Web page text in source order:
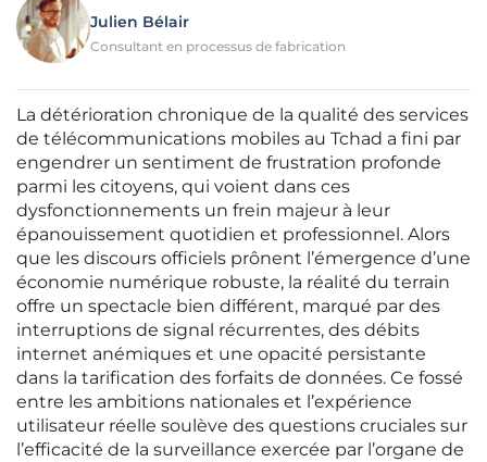
Julien Bélair
Consultant en processus de fabrication
La détérioration chronique de la qualité des services
de télécommunications mobiles au Tchad a fini par
engendrer un sentiment de frustration profonde
parmi les citoyens, qui voient dans ces
dysfonctionnements un frein majeur à leur
épanouissement quotidien et professionnel. Alors
que les discours officiels prônent l’émergence d’une
économie numérique robuste, la réalité du terrain
offre un spectacle bien différent, marqué par des
interruptions de signal récurrentes, des débits
internet anémiques et une opacité persistante
dans la tarification des forfaits de données. Ce fossé
entre les ambitions nationales et l’expérience
utilisateur réelle soulève des questions cruciales sur
l’efficacité de la surveillance exercée par l’organe de